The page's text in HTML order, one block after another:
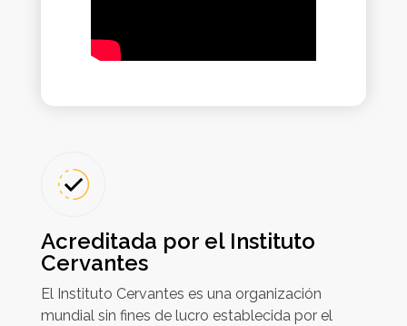
Acreditada por el Instituto
Cervantes
El Instituto Cervantes es una organización
mundial sin fines de lucro establecida por el